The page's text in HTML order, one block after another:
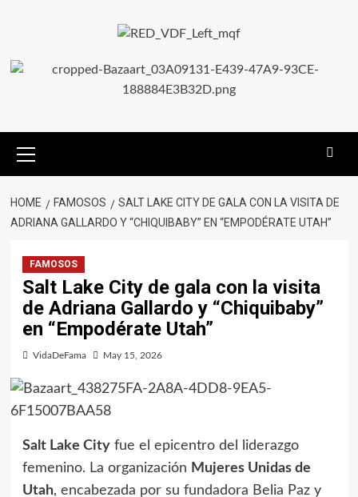
HOME FAMOSOS
SALT LAKE CITY DE GALA CON LA VISITA DE
ADRIANA GALLARDO Y “CHIQUIBABY” EN “EMPODÉRATE UTAH”
FAMOSOS
Salt Lake City de gala con la visita
de Adriana Gallardo y “Chiquibaby”
en “Empodérate Utah”
VidaDeFama May 15, 2026
Salt Lake Cityfue el epicentro del liderazgo
femenino. La organización Mujeres Unidas de
Utah, encabezada por su fundadora Belia Paz y